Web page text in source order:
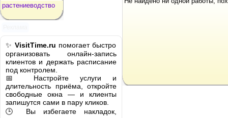
растениеводство
✨ VisitTime.ru помогает быстро
организовать онлайн-запись
клиентов и держать расписание
под контролем.
📅 Настройте услуги и
длительность приёма, откройте
свободные окна — и клиенты
запишутся сами в пару кликов.
🕒 Вы избегаете накладок,